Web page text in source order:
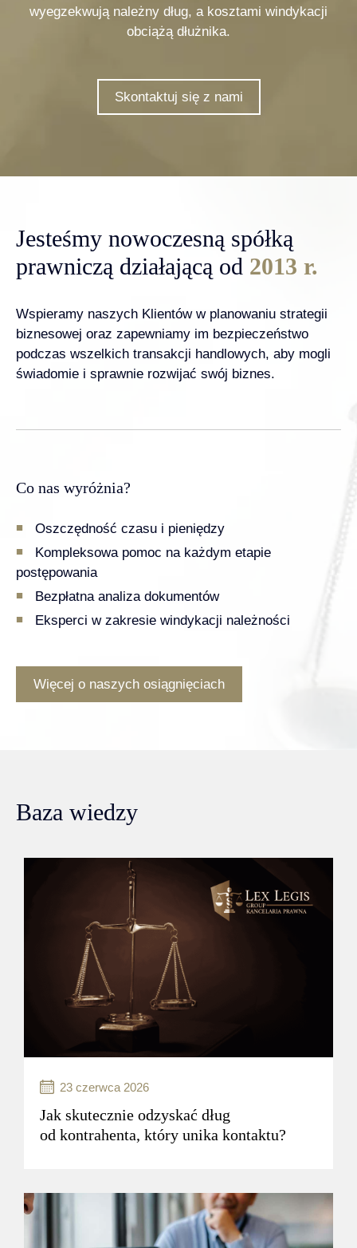
wyegzekwują należny dług, a kosztami windykacji
obciążą dłużnika.
Skontaktuj się z nami
Jesteśmy nowoczesną spółką
prawniczą działającą od 2013 r.
Wspieramy naszych Klientów w planowaniu strategii
biznesowej oraz zapewniamy im bezpieczeństwo
podczas wszelkich transakcji handlowych, aby mogli
świadomie i sprawnie rozwijać swój biznes.
Co nas wyróżnia?
Oszczędność czasu i pieniędzy
Kompleksowa pomoc na każdym etapie
postępowania
Bezpłatna analiza dokumentów
Eksperci w zakresie windykacji należności
Więcej o naszych osiągnięciach
Baza wiedzy
23 czerwca 2026
Jak skutecznie odzyskać dług
od kontrahenta, który unika kontaktu?
Windykacja karna to proces odzyskiwania
należności, który może być stosowany
w przypadkach, gdy dłużnik nie wywiązuje się